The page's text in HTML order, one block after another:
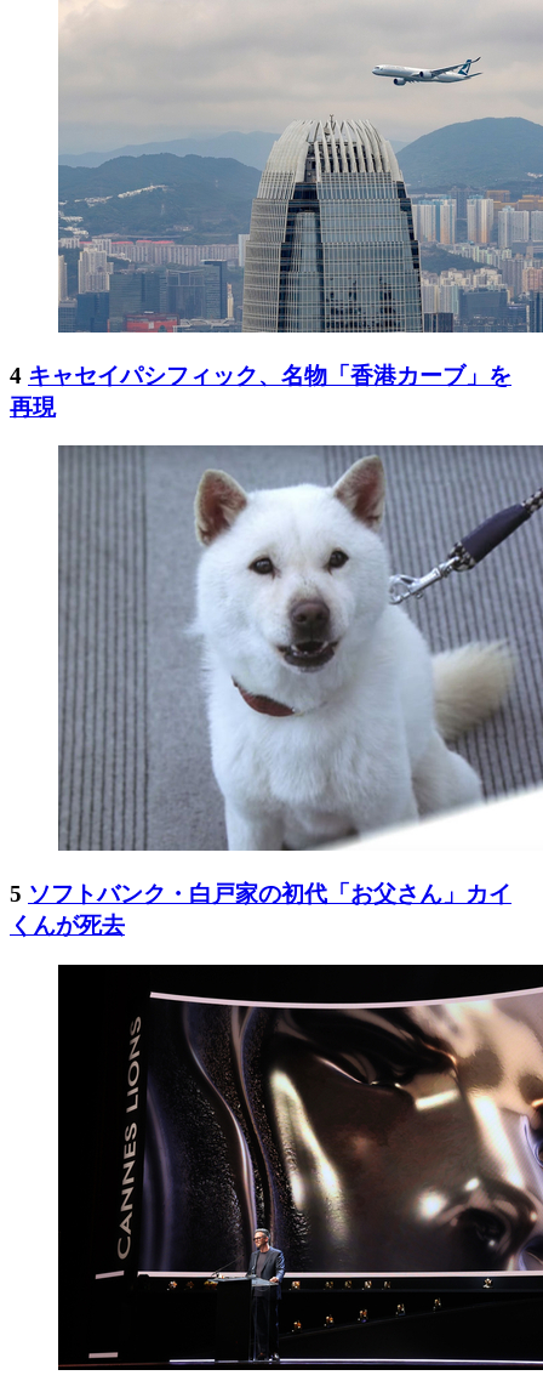
4 キャセイパシフィック、名物「香港カーブ」を
再現
5 ソフトバンク・白戸家の初代「お父さん」カイ
くんが死去